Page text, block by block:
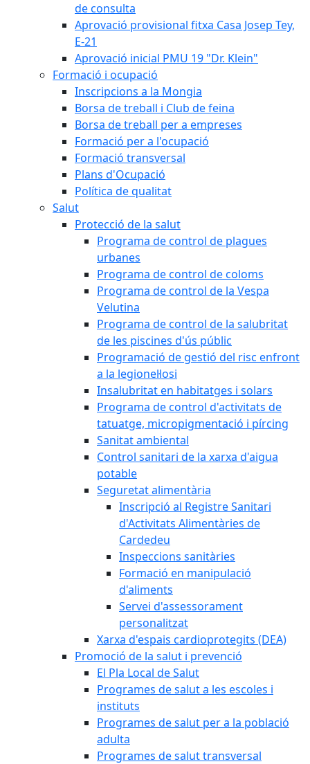
de consulta
Aprovació provisional fitxa Casa Josep Tey,
E-21
Aprovació inicial PMU 19 "Dr. Klein"
Formació i ocupació
Inscripcions a la Mongia
Borsa de treball i Club de feina
Borsa de treball per a empreses
Formació per a l'ocupació
Formació transversal
Plans d'Ocupació
Política de qualitat
Salut
Protecció de la salut
Programa de control de plagues
urbanes
Programa de control de coloms
Programa de control de la Vespa
Velutina
Programa de control de la salubritat
de les piscines d'ús públic
Programació de gestió del risc enfront
a la legionel·losi
Insalubritat en habitatges i solars
Programa de control d'activitats de
tatuatge, micropigmentació i pírcing
Sanitat ambiental
Control sanitari de la xarxa d'aigua
potable
Seguretat alimentària
Inscripció al Registre Sanitari
d'Activitats Alimentàries de
Cardedeu
Inspeccions sanitàries
Formació en manipulació
d'aliments
Servei d'assessorament
personalitzat
Xarxa d'espais cardioprotegits (DEA)
Promoció de la salut i prevenció
El Pla Local de Salut
Programes de salut a les escoles i
instituts
Programes de salut per a la població
adulta
Programes de salut transversal